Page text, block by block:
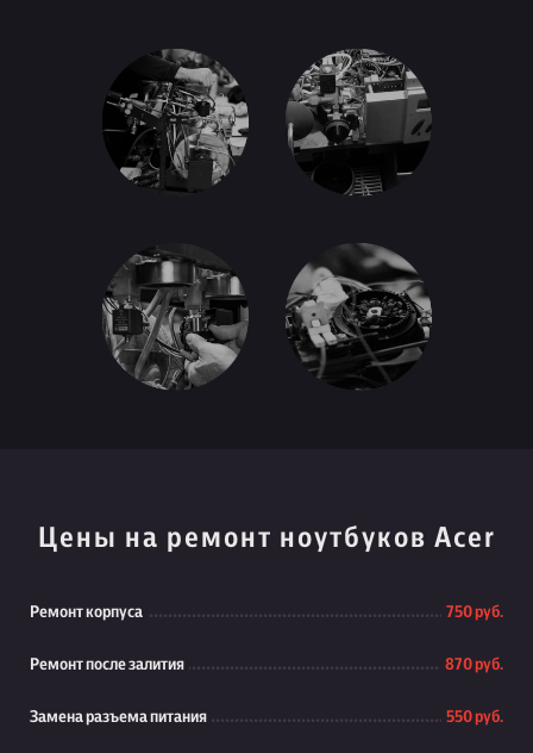
Цены на ремонт ноутбуков Acer
Ремонт корпуса 750 руб.
Ремонт после залития 870 руб.
Замена разъема питания 550 руб.